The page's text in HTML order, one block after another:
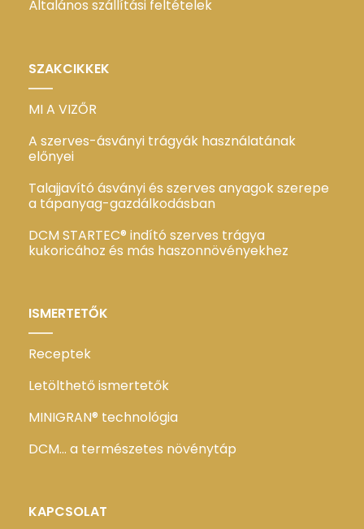
Általános szállítási feltételek
SZAKCIKKEK
MI A VIZŐR
A szerves-ásványi trágyák használatának
előnyei
Talajjavító ásványi és szerves anyagok szerepe
a tápanyag-gazdálkodásban
DCM STARTEC® indító szerves trágya
kukoricához és más haszonnövényekhez
ISMERTETŐK
Receptek
Letölthető ismertetők
MINIGRAN® technológia
DCM… a természetes növénytáp
KAPCSOLAT